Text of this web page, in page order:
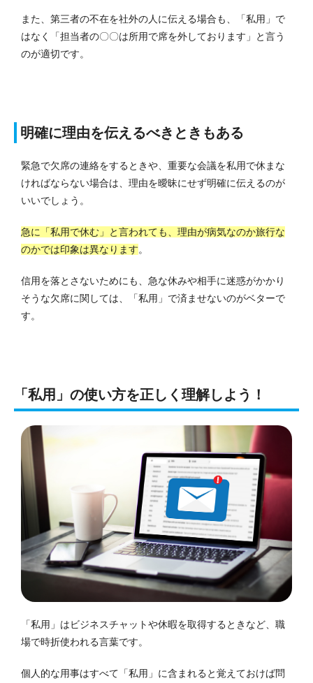
また、第三者の不在を社外の人に伝える場合も、「私用」で
はなく「担当者の〇〇は所用で席を外しております」と言う
のが適切です。
明確に理由を伝えるべきときもある
緊急で欠席の連絡をするときや、重要な会議を私用で休まな
ければならない場合は、理由を曖昧にせず明確に伝えるのが
いいでしょう。
急に「私用で休む」と言われても、理由が病気なのか旅行な
のかでは印象は異なります。
信用を落とさないためにも、急な休みや相手に迷惑がかかり
そうな欠席に関しては、「私用」で済ませないのがベターで
す。
「私用」の使い方を正しく理解しよう！
「私用」はビジネスチャットや休暇を取得するときなど、職
場で時折使われる言葉です。
個人的な用事はすべて「私用」に含まれると覚えておけば問